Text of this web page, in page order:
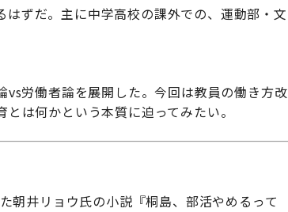
ずだ。主に中学高校の課外での、運動部・文
労働者論を展開した。今回は教員の働き方改
は何かという本質に迫ってみたい。
朝井リョウ氏の小説『桐島、部活やめるって